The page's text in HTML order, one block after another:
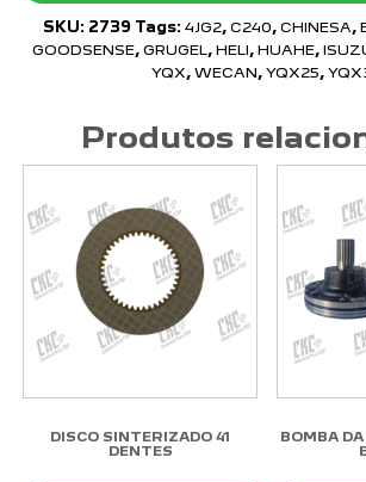
SKU: 2739 Tags: 4JG2, C240, CHINESA,
GOODSENSE, GRUGEL, HELI, HUAHE,
YQX, WECAN, YQX25,
Produtos
DISCO SINTERIZADO 41
DENTES
BOMBA